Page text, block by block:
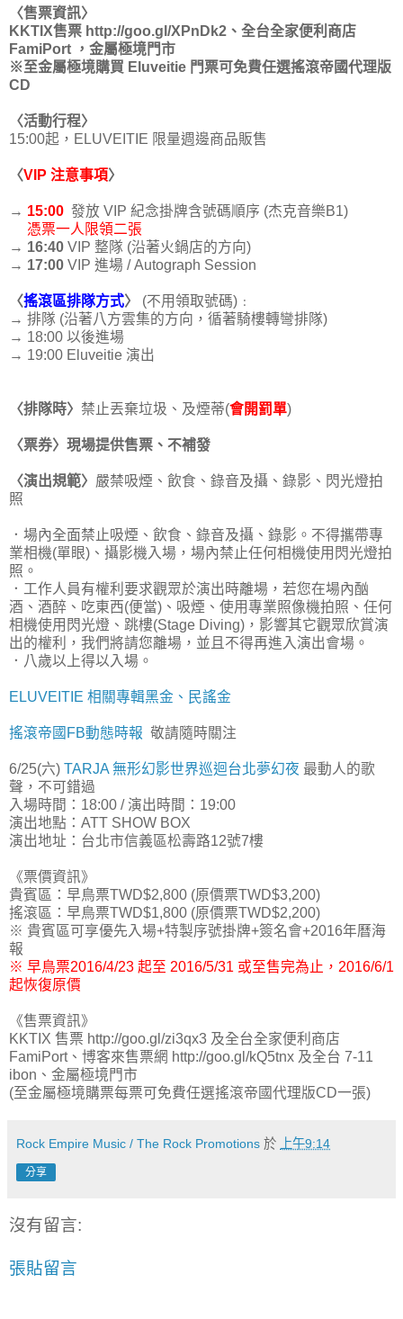
〈售票資訊〉
KKTIX售票 http://goo.gl/XPnDk2、全台全家便利商店
FamiPort ，金屬極境門市
※至金屬極境購買 Eluveitie 門票可免費任選搖滾帝國代理版
CD
〈活動行程〉
15:00起，ELUVEITIE 限量週邊商品販售
〈VIP 注意事項〉
→ 15:00 發放 VIP 紀念掛牌含號碼順序 (杰克音樂B1)
憑票一人限領二張
→ 16:40 VIP 整隊 (沿著火鍋店的方向)
→ 17:00 VIP 進場 / Autograph Session
〈搖滾區排隊方式〉 (不用領取號碼)﹕
→ 排隊 (沿著八方雲集的方向，循著騎樓轉彎排隊)
→ 18:00 以後進場
→ 19:00 Eluveitie 演出
〈排隊時〉 禁止丟棄垃圾、及煙蒂(會開罰單)
〈票券〉 現場提供售票、不補發
〈演出規範〉 嚴禁吸煙、飲食、錄音及攝、錄影、閃光燈拍
照
．場內全面禁止吸煙、飲食、錄音及攝、錄影。不得攜帶專
業相機(單眼)、攝影機入場，場內禁止任何相機使用閃光燈拍
照。
．工作人員有權利要求觀眾於演出時離場，若您在場內酗
酒、酒醉、吃東西(便當)、吸煙、使用專業照像機拍照、任何
相機使用閃光燈、跳樓(Stage Diving)，影響其它觀眾欣賞演
出的權利，我們將請您離場，並且不得再進入演出會場。
．八歲以上得以入場。
ELUVEITIE 相關專輯黑金、民謠金
搖滾帝國FB動態時報 敬請隨時關注
6/25(六) TARJA 無形幻影世界巡迴台北夢幻夜 最動人的歌
聲，不可錯過
入場時間：18:00 / 演出時間：19:00
演出地點：ATT SHOW BOX
演出地址：台北市信義區松壽路12號7樓
《票價資訊》
貴賓區：早鳥票TWD$2,800 (原價票TWD$3,200)
搖滾區：早鳥票TWD$1,800 (原價票TWD$2,200)
※ 貴賓區可享優先入場+特製序號掛牌+簽名會+2016年曆海
報
※ 早鳥票2016/4/23 起至 2016/5/31 或至售完為止，2016/6/1
起恢復原價
《售票資訊》
KKTIX 售票 http://goo.gl/zi3qx3 及全台全家便利商店
FamiPort、博客來售票網 http://goo.gl/kQ5tnx 及全台 7-11
ibon、金屬極境門市
(至金屬極境購票每票可免費任選搖滾帝國代理版CD一張)
Rock Empire Music / The Rock Promotions 於 上午9:14
分享
沒有留言:
張貼留言